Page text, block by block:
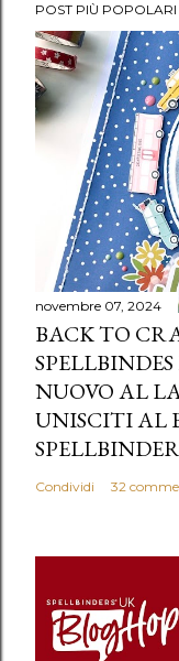
POST PIÙ POPOLARI
novembre 07, 2024
BACK TO
NUOVO AL
UNISCITI AL
Condividi 32